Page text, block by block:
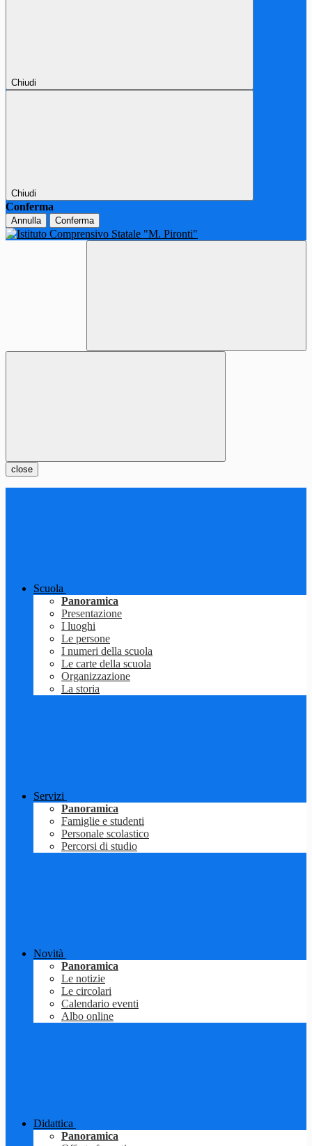
Chiudi
Chiudi
Conferma
Annulla Conferma
close
Scuola
Panoramica
Presentazione
I luoghi
Le persone
I numeri della scuola
Le carte della scuola
Organizzazione
La storia
Servizi
Panoramica
Famiglie e studenti
Personale scolastico
Percorsi di studio
Novità
Panoramica
Le notizie
Le circolari
Calendario eventi
Albo online
Didattica
Panoramica